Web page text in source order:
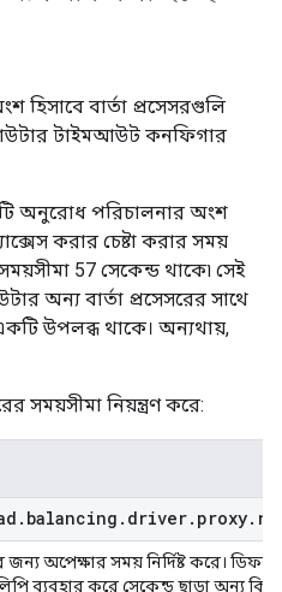
হিসাবে বার্তা প্রসেসরগুলি
টাইমআউট কনফিগার
অনুরোধ পরিচালনার অংশ
করার চেষ্টা করার সময়
57 সেকেন্ড থাকে৷ সেই
অন্য বার্তা প্রসেসরের সাথে
উপলব্ধ থাকে। অন্যথায়,
সময়সীমা নিয়ন্ত্রণ করে:
. balancing . driver. proxy.
অপেক্ষার সময় নির্দিষ্ট করে। ডিফল্ট
ব্যবহার করে সেকেন্ড ছাড়া অন্য